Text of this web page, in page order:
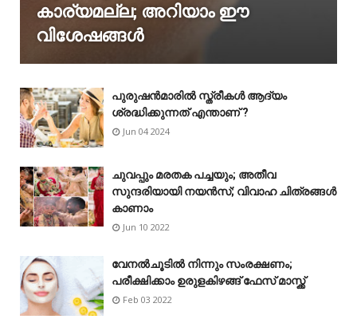
കാര്യമല്ല; അറിയാം ഈ
വിശേഷങ്ങൾ
പുരുഷൻമാരിൽ സ്ത്രീകൾ ആദ്യം
ശ്രദ്ധിക്കുന്നത് എന്താണ് ?
Jun 04 2024
ചുവപ്പും മരതക പച്ചയും; അതീവ
സുന്ദരിയായി നയൻസ്; വിവാഹ ചിത്രങ്ങൾ
കാണാം
Jun 10 2022
വേനൽചൂടിൽ നിന്നും സംരക്ഷണം;
പരീക്ഷിക്കാം ഉരുളകിഴങ്ങ് ഫേസ് മാസ്ക്ക്
Feb 03 2022